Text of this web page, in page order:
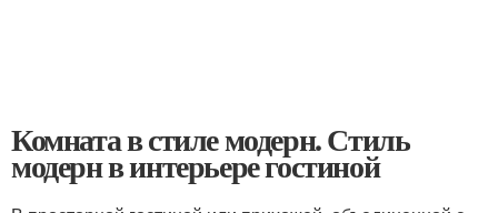
Комната в стиле модерн. Стиль
модерн в интерьере гостиной